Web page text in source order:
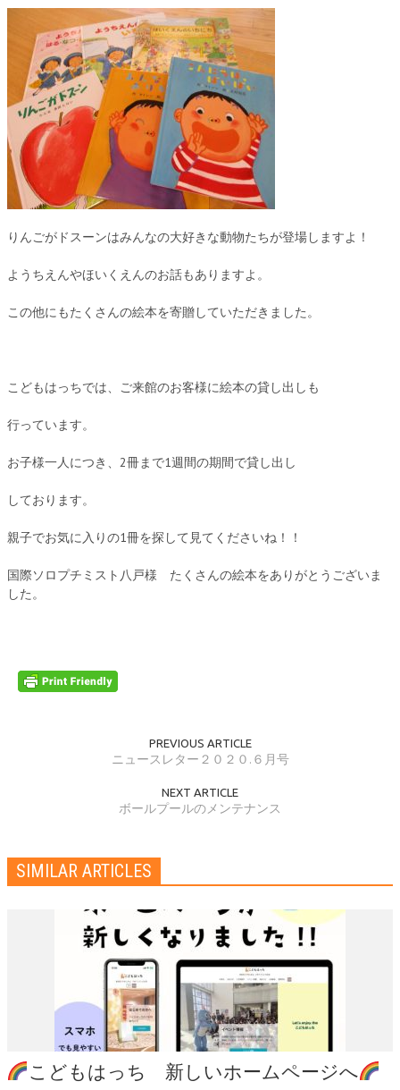
りんごがドスーンはみんなの大好きな動物たちが登場しますよ！
ようちえんやほいくえんのお話もありますよ。
この他にもたくさんの絵本を寄贈していただきました。
こどもはっちでは、ご来館のお客様に絵本の貸し出しも
行っています。
お子様一人につき、2冊まで1週間の期間で貸し出し
しております。
親子でお気に入りの1冊を探して見てくださいね！！
国際ソロプチミスト八戸様 たくさんの絵本をありがとうございま
した。
PREVIOUS ARTICLE
ニュースレター２０２０.６月号
NEXT ARTICLE
ボールプールのメンテナンス
SIMILAR ARTICLES
こどもはっち 新しいホームページへ